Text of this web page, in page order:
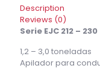
Description
Reviews (0)
Serie EJC 212 – 230
1,2 – 3,0 toneladas
Apilador para